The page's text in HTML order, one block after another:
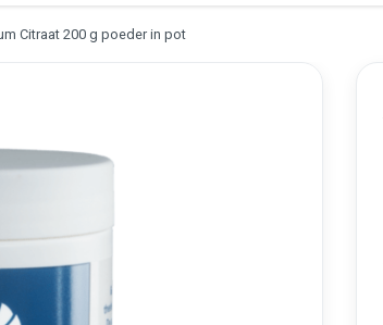
Citraat 200 g poeder in pot